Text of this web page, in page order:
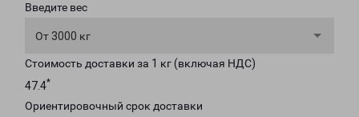
Введите вес
От 3000 кг
Стоимость доставки за 1 кг (включая НДС)
47.4*
Ориентировочный срок доставки